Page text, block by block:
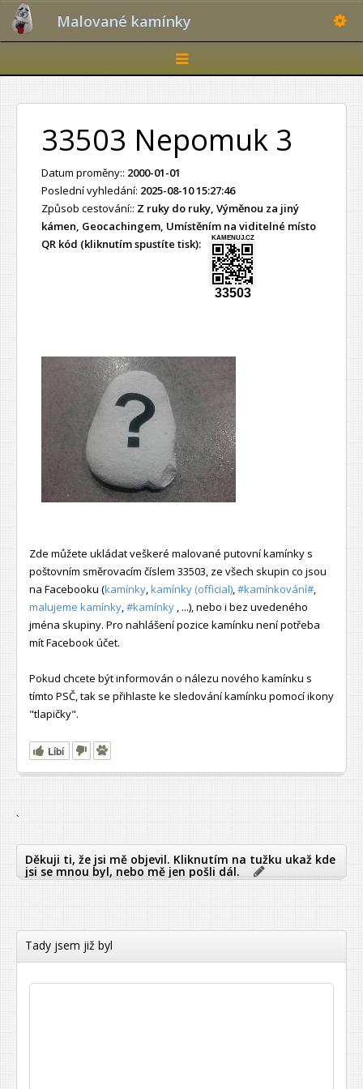
Malované kamínky
Toggle
navigation
33503 Nepomuk 3
Datum proměny:: 2000-01-01
Poslední vyhledání: 2025-08-10 15:27:46
Způsob cestování:: Z ruky do ruky, Výměnou za jiný
kámen, Geocachingem, Umístěním na viditelné místo
QR kód (kliknutím spustíte tisk):
KAMENUJ.CZ
33503
Zde můžete ukládat veškeré malované putovní kamínky s
poštovním směrovacím číslem 33503, ze všech skupin co jsou
na Facebooku (kamínky kamínky (official) #kamínkování#
malujeme kamínky #kamínky , ...), nebo i bez uvedeného
jména skupiny. Pro nahlášení pozice kamínku není potřeba
mít Facebook účet.
Pokud chcete být informován o nálezu nového kamínku s
tímto PSČ, tak se přihlaste ke sledování kamínku pomocí ikony
"tlapičky".
Líbí
`
Děkuji ti, že jsi mě objevil. Kliknutím na tužku ukaž kde
jsi se mnou byl, nebo mě jen pošli dál.
Tady jsem již byl